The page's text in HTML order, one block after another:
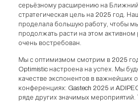
серьёзному расширению на Ближний
стратегическая цель на 2025 год.
проделала большую работу, чтобы
продолжать расти на этом
очень востребован.
Мы с оптимизмом смотрим в 2025
Optimistic настроена на успех. Мы
качестве экспонентов в важнейших
конференциях: Gastech 2025 и
ряде других значимых